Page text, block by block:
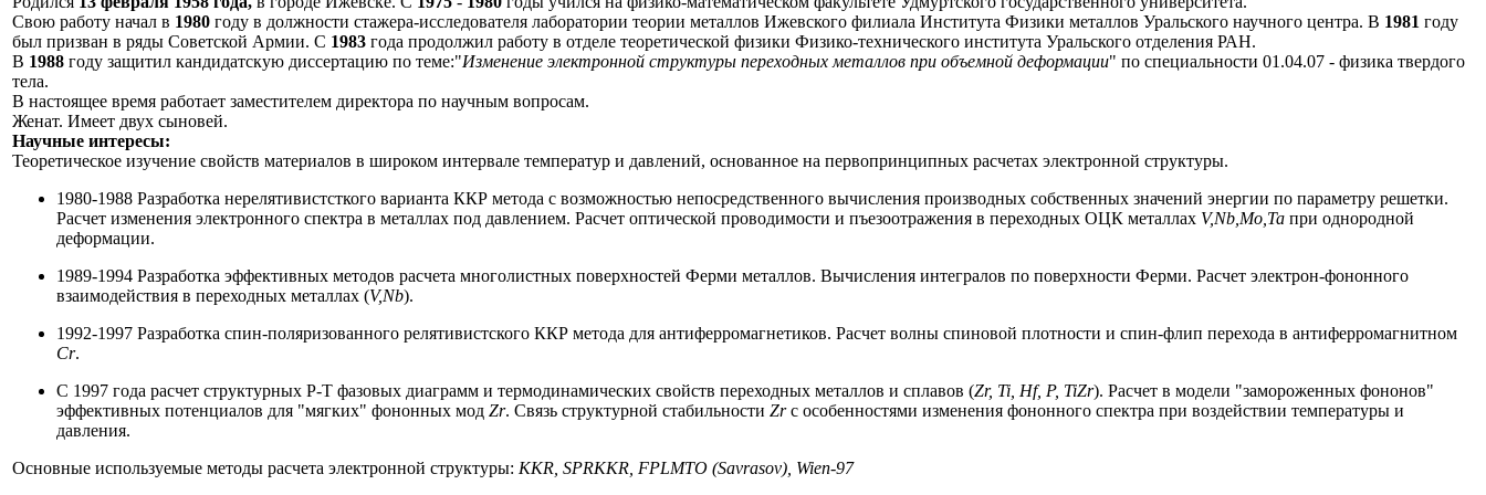
Свою работу начал в 1980 году в должности стажера-исследователя лаборатории теории металлов Ижевского филиала Института Физики металлов Уральского научного центра. В 1981 году
был призван в ряды Советской Армии. С 1983 года продолжил работу в отделе теоретической физики Физико-технического института Уральского отделения РАН.
В 1988 году защитил кандидатскую диссертацию по теме:"Изменение электронной структуры переходных металлов при объемной деформации" по специальности 01.04.07 - физика твердого
тела.
В настоящее время работает заместителем директора по научным вопросам.
Женат. Имеет двух сыновей.
Научные интересы:
Теоретическое изучение свойств материалов в широком интервале температур и давлений, основанное на первопринципных расчетах электронной структуры.
1980-1988 Разработка нерелятивистсткого варианта ККР метода с возможностью непосредственного вычисления производных собственных значений энергии по параметру решетки.
Расчет изменения электронного спектра в металлах под давлением. Расчет оптической проводимости и пъезоотражения в переходных ОЦК металлах V,Nb,Mo,Ta при однородной
деформации.
1989-1994 Разработка эффективных методов расчета многолистных поверхностей Ферми металлов. Вычисления интегралов по поверхности Ферми. Расчет электрон-фононного
взаимодействия в переходных металлах (V,Nb).
1992-1997 Разработка спин-поляризованного релятивистского ККР метода для антиферромагнетиков. Расчет волны спиновой плотности и спин-флип перехода в антиферромагнитном
Cr.
C 1997 года расчет структурных P-T фазовых диаграмм и термодинамических свойств переходных металлов и сплавов (Zr, Ti, Hf, P, TiZr). Расчет в модели "замороженных фононов"
эффективных потенциалов для "мягких" фононных мод Zr. Связь структурной стабильности Zrс особенностями изменения фононного спектра при воздействии температуры и
давления.
Основные используемые методы расчета электронной структуры: KKR, SPRKKR, FPLMTO (Savrasov), Wien-97